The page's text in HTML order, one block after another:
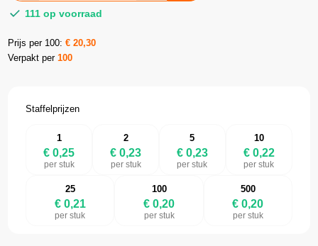
111 op voorraad
Prijs per 100:€20,30
Verpakt per100
Staffelprijzen
1
€ 0,25
per stuk
2
€ 0,23
per stuk
5
€ 0,23
per stuk
10
€ 0,22
per stuk
25
€ 0,21
per stuk
100
€ 0,20
per stuk
500
€ 0,20
per stuk